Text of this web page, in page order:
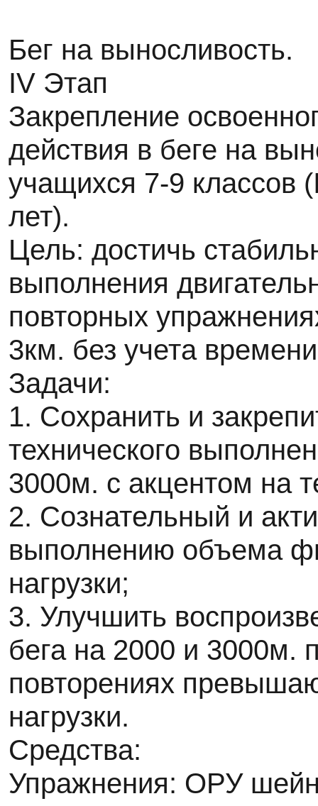
Бег на выносливость.
IV Этап
Закрепление
действия в беге на
учащихся 7-9 классов
лет).
Цель: достичь
выполнения
повторных
3км. без учета
Задачи:
1. Сохранить и
технического
3000м. с акцентом на
2. Сознательный и
выполнению объема
нагрузки;
3. Улучшить
бега на 2000 и 3000м.
повторениях
нагрузки.
Средства:
Упражнения: ОРУ